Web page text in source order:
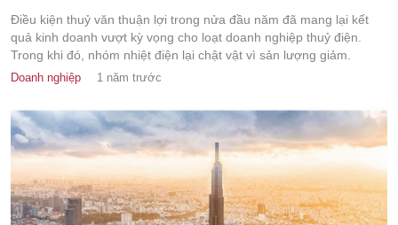
Điều kiện thuỷ văn thuận lợi trong nửa đầu năm đã mang lại kết
quả kinh doanh vượt kỳ vọng cho loạt doanh nghiệp thuỷ điện.
Trong khi đó, nhóm nhiệt điện lại chật vật vì sản lượng giảm.
Doanh nghiệp 1 năm trước